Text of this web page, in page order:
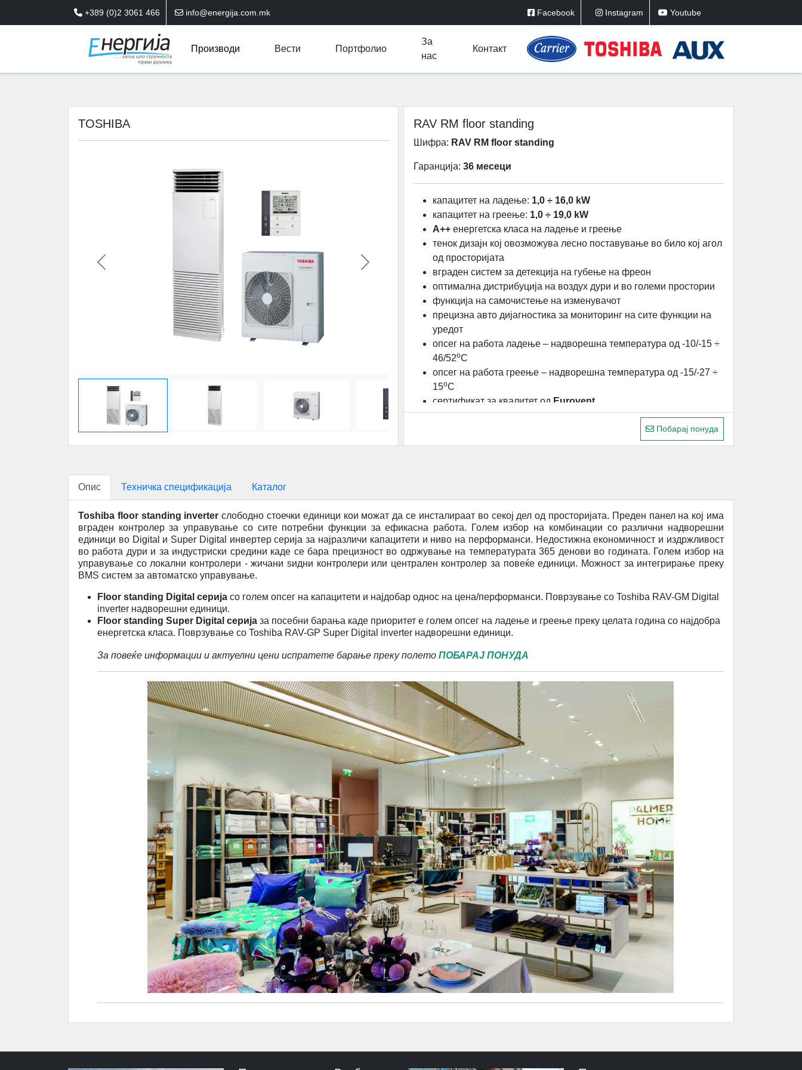
+389 (0)2 3061 466 info@energija.com.mk Facebook Instagram Youtube
Производи Вести Портфолио
За
нас
Контакт
TOSHIBA
Previous Next
RAV RM floor standing
Шифра: RAV RM floor standing
Гаранција: 36 месеци
капацитет на ладење: 1,0 ÷ 16,0 kW
капацитет на греење: 1,0 ÷ 19,0 kW
А++ енергетскa класa на ладење и греење
тенок дизајн кој овозможува лесно поставување во било кој агол
од просторијата
вграден систем за детекција на губење на фреон
оптимална дистрибуција на воздух дури и во големи простории
функција на самочистење на изменувачот
прецизна авто дијагностика за мониторинг на сите функции на
уредот
опсег на работа ладење – надворешна температура од -10/-15 ÷
46/52oC
опсег на работа греење – надворешна температура од -15/-27 ÷
15oC
сертификат за квалитет од Eurovent
гаранција 36 месеци
Побарај понуда
Опис Техничка спецификација Каталог
Toshiba floor standing inverter слободно стоечки единици кои можат да се инсталираат во секој дел од просторијата. Преден панел на кој има
вграден контролер за управување со сите потребни функции за ефикасна работа. Голем избор на комбинации со различни надворешни
единици во Digital и Super Digital инвертер серија за најразличи капацитети и ниво на перформанси. Недостижна економичност и издржливост
во работа дури и за индустриски средини каде се бара прецизност во одржување на температурата 365 денови во годината. Голем избор на
управување со локални контролери - жичани ѕидни контролери или централен контролер за повеќе единици. Можност за интегрирање преку
BMS систем за автоматско управување.
Floor standing Digital серија со голем опсег на капацитети и најдобар однос на цена/перформанси. Поврзување со Toshiba RAV-GM Digital
inverter надворешни единици.
Floor standing Super Digital серија за посебни барања каде приоритет е голем опсег на ладење и греење преку целата година со најдобра
енергетска класа. Поврзување со Toshiba RAV-GP Super Digital inverter надворешни единици.
За повеќе информации и актуелни цени испратете барање преку полето ПОБАРАЈ ПОНУДА